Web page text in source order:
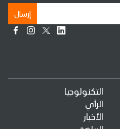
التكنولوجيا
الرأي
الأخبار
إرسال